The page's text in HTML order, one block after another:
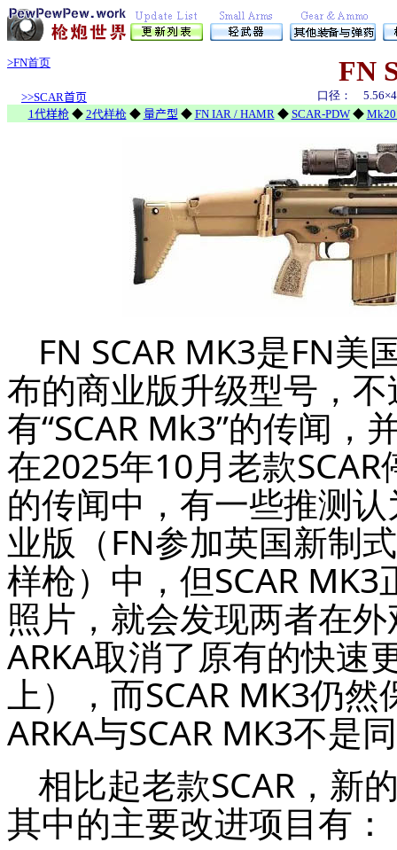
>FN首页 FN
>>SCAR首页 口径： 5.56×
1代样枪 ◆ 2代样枪 ◆ 量产型 ◆ FN IAR / HAMR◆ SCAR-PDW◆ Mk20
FN SCAR MK3是FN
布的商业版升级型号，
有“SCAR Mk3”的传闻
在2025年10月老款
的传闻中，有一些推测认
业版（FN参加英国新制
样枪）中，但SCAR
照片，就会发现两者在
ARKA取消了原有的快速
上），而SCAR MK3仍
ARKA与SCAR MK3不是
相比起老款SCAR，新
其中的主要改进项目有：